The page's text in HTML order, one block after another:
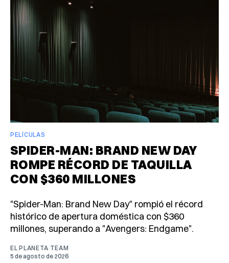
PELÍCULAS
SPIDER-MAN: BRAND NEW DAY
ROMPE RÉCORD DE TAQUILLA
CON $360 MILLONES
"Spider-Man: Brand New Day" rompió el récord
histórico de apertura doméstica con $360
millones, superando a "Avengers: Endgame".
EL PLANETA TEAM
5 de agosto de 2026